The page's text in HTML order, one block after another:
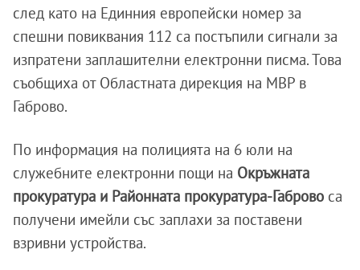
след като на Единния европейски номер за
спешни повиквания 112 са постъпили сигнали за
изпратени заплашителни електронни писма. Това
съобщиха от Областната дирекция на МВР в
Габрово.
По информация на полицията на 6 юли на
служебните електронни пощи на Окръжната
прокуратура и Районната прокуратура-Габрово са
получени имейли със заплахи за поставени
взривни устройства.